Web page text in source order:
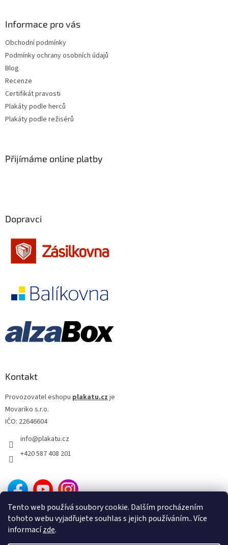
Tento web používá soubory cookie. Dalším procházením
tohoto webu vyjadřujete souhlas s jejich používáním.. Více
informacízde.
Informace pro vás
Obchodní podmínky
Podmínky ochrany osobních údajů
Blog
Recenze
Certifikát pravosti
Plakáty podle herců
Plakáty podle režisérů
Přijímáme online platby
Dopravci
Kontakt
Provozovatel eshopu plakatu.czje
Movariko s.r.o.
IČO: 22646604
info@plakatu.cz
+420 587 408 201